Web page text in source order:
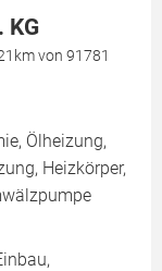
KG
von 91781
Ölheizung,
Heizkörper,